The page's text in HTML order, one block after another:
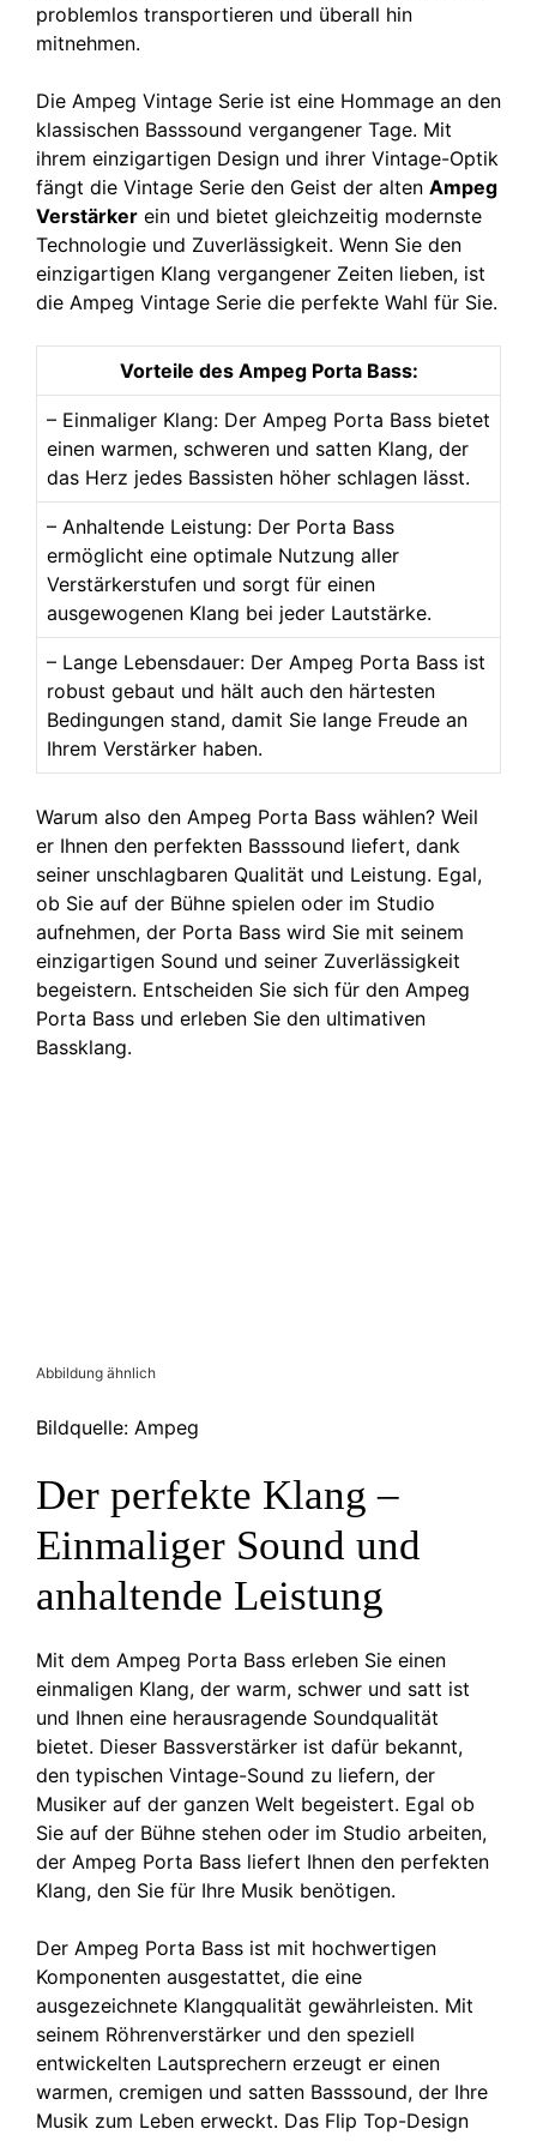
problemlos transportieren und überall hin
mitnehmen.
Die Ampeg Vintage Serie ist eine Hommage an den
klassischen Basssound vergangener Tage. Mit
ihrem einzigartigen Design und ihrer Vintage-Optik
fängt die Vintage Serie den Geist der alten Ampeg
Verstärker ein und bietet gleichzeitig modernste
Technologie und Zuverlässigkeit. Wenn Sie den
einzigartigen Klang vergangener Zeiten lieben, ist
die Ampeg Vintage Serie die perfekte Wahl für Sie.
Vorteile des Ampeg Porta Bass:
– Einmaliger Klang: Der Ampeg Porta Bass bietet
einen warmen, schweren und satten Klang, der
das Herz jedes Bassisten höher schlagen lässt.
– Anhaltende Leistung: Der Porta Bass
ermöglicht eine optimale Nutzung aller
Verstärkerstufen und sorgt für einen
ausgewogenen Klang bei jeder Lautstärke.
– Lange Lebensdauer: Der Ampeg Porta Bass ist
robust gebaut und hält auch den härtesten
Bedingungen stand, damit Sie lange Freude an
Ihrem Verstärker haben.
Warum also den Ampeg Porta Bass wählen? Weil
er Ihnen den perfekten Basssound liefert, dank
seiner unschlagbaren Qualität und Leistung. Egal,
ob Sie auf der Bühne spielen oder im Studio
aufnehmen, der Porta Bass wird Sie mit seinem
einzigartigen Sound und seiner Zuverlässigkeit
begeistern. Entscheiden Sie sich für den Ampeg
Porta Bass und erleben Sie den ultimativen
Bassklang.
Abbildung ähnlich
Bildquelle: Ampeg
Der perfekte Klang –
Einmaliger Sound und
anhaltende Leistung
Mit dem Ampeg Porta Bass erleben Sie einen
einmaligen Klang, der warm, schwer und satt ist
und Ihnen eine herausragende Soundqualität
bietet. Dieser Bassverstärker ist dafür bekannt,
den typischen Vintage-Sound zu liefern, der
Musiker auf der ganzen Welt begeistert. Egal ob
Sie auf der Bühne stehen oder im Studio arbeiten,
der Ampeg Porta Bass liefert Ihnen den perfekten
Klang, den Sie für Ihre Musik benötigen.
Der Ampeg Porta Bass ist mit hochwertigen
Komponenten ausgestattet, die eine
ausgezeichnete Klangqualität gewährleisten. Mit
seinem Röhrenverstärker und den speziell
entwickelten Lautsprechern erzeugt er einen
warmen, cremigen und satten Basssound, der Ihre
Musik zum Leben erweckt. Das Flip Top-Design